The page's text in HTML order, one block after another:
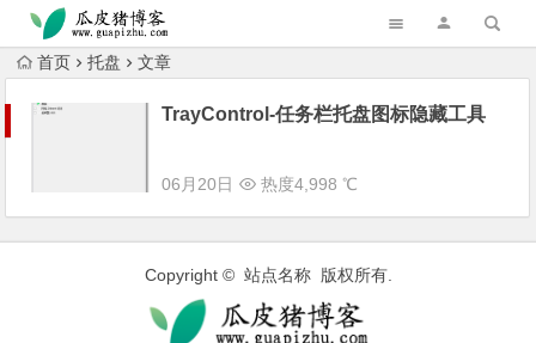
跳转到主内容
首页 托盘 文章
TrayControl-任务栏托盘图标隐藏工具
06月20日 热度4,998 ℃
Copyright © 站点名称 版权所有.